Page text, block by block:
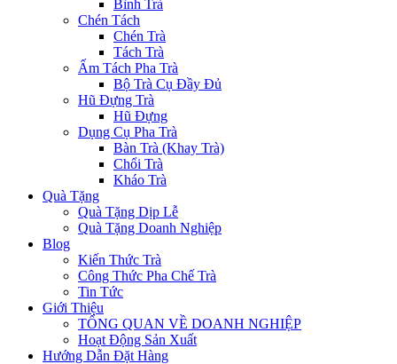
Bình Trà
Chén Tách
Chén Trà
Tách Trà
Ấm Tách Pha Trà
Bộ Trà Cụ Đầy Đủ
Hũ Đựng Trà
Hũ Đựng
Dụng Cụ Pha Trà
Bàn Trà (Khay Trà)
Chổi Trà
Kháo Trà
Quà Tặng
Quà Tặng Dịp Lễ
Quà Tặng Doanh Nghiệp
Blog
Kiến Thức Trà
Công Thức Pha Chế Trà
Tin Tức
Giới Thiệu
TỔNG QUAN VỀ DOANH NGHIỆP
Hoạt Động Sản Xuất
Hướng Dẫn Đặt Hàng